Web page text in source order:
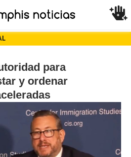
para
y ordenar